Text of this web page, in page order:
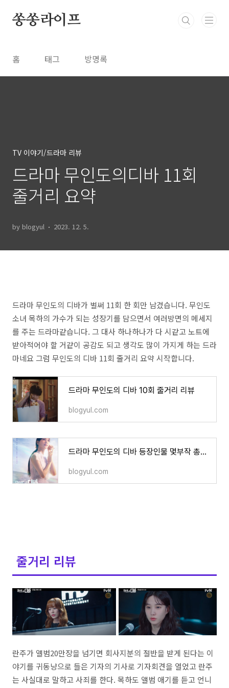
쏭쏭라이프
홈 태그 방명록
TV 이야기/드라마 리뷰
드라마 무인도의디바 11회
줄거리 요약
by blogyul 2023. 12. 5.
드라마 무인도의 디바가 벌써 11회 한 회만 남겼습니다. 무인도
소녀 목하의 가수가 되는 성장기를 담으면서 여러방면의 메세지
를 주는 드라마같습니다. 그 대사 하나하나가 다 시같고 노트에
받아적어야 할 거같이 공감도 되고 생각도 많이 가지게 하는 드라
마네요 그럼 무인도의 디바 11회 줄거리 요약 시작합니다.
드라마 무인도의 디바 10회 줄거리 리뷰
blogyul.com
드라마 무인도의 디바 등장인물 몇부작 총정리
blogyul.com
줄거리 리뷰
란주가 앨범20만장을 넘기면 회사지분의 절반을 받게 된다는 이
야기를 귀동냥으로 들은 기자의 기사로 기자회견을 열었고 란주
는 사실대로 말하고 사죄를 한다. 목하도 앨범 애기를 듣고 언니